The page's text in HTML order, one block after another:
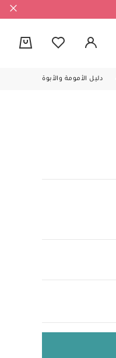
دليل الأمومة والأبوة